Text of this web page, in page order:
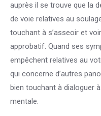
auprès il se trouve que la
de voie relatives au
touchant à s’asseoir et
approbatif. Quand ses
empêchent relatives au
qui concerne d’autres
bien touchant à dialoguer
mentale.